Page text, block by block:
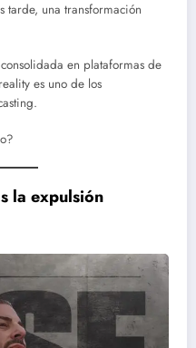
tarde, una transformación
en plataformas de
es uno de los
la expulsión